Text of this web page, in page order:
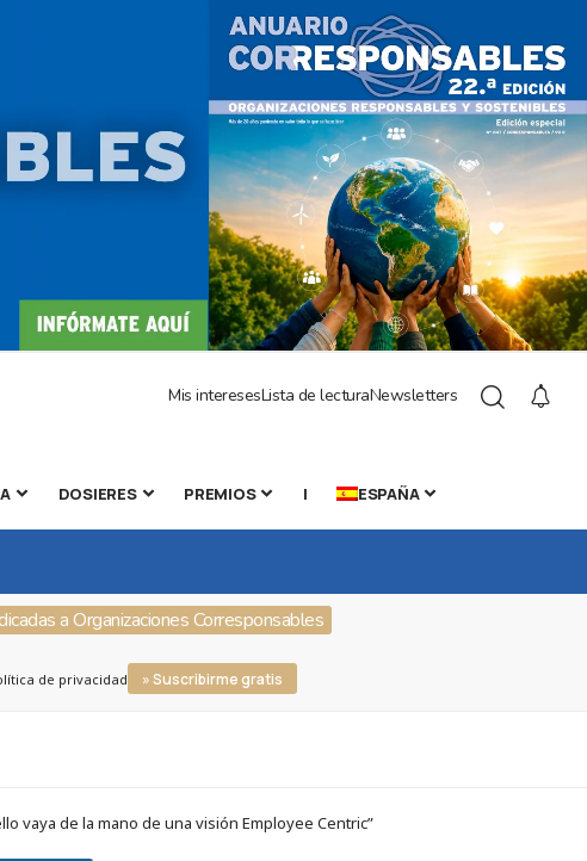
Mis interesesLista de lecturaNewsletters
DOSIERES PREMIOS | ESPAÑA
a Organizaciones Corresponsables
de privacidad » Suscribirme gratis
vaya de la mano de una visión Employee Centric”